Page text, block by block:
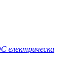
електрическа